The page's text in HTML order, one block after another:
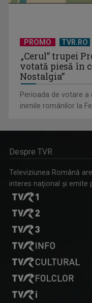
PROMO TVR.RO
„Cerul” trupei
votată piesă în
Nostalgia”
Perioada de votare
inimile românilor la
Despre TVR
Televiziunea Română
interes naţional şi emite